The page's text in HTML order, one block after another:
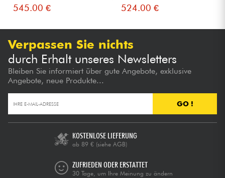
545.00 € 524.00 €
Verpassen Sie nichts
durch Erhalt unseres Newsletters
Bleiben Sie informiert über gute Angebote, exklusive
Angebote, neue Produkte...
GO !
KOSTENLOSE LIEFERUNG
ab 89 € (siehe AGB)
ZUFRIEDEN ODER ERSTATTET
30 Tage, um Ihre Meinung zu ändern